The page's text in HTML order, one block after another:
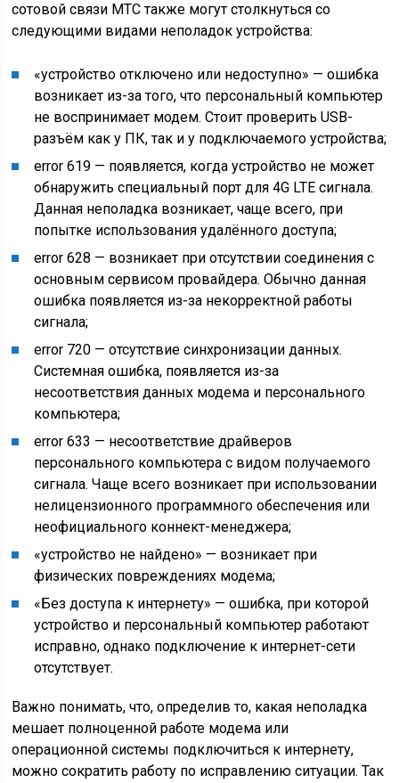
сотовой связи МТС также могут столкнуться со
следующими видами неполадок устройства:
«устройство отключено или недоступно» — ошибка
возникает из-за того, что персональный компьютер
не воспринимает модем. Стоит проверить USB-
разъём как у ПК, так и у подключаемого устройства;
error 619 — появляется, когда устройство не может
обнаружить специальный порт для 4G LTE сигнала.
Данная неполадка возникает, чаще всего, при
попытке использования удалённого доступа;
error 628 — возникает при отсутствии соединения с
основным сервисом провайдера. Обычно данная
ошибка появляется из-за некорректной работы
сигнала;
error 720 — отсутствие синхронизации данных.
Системная ошибка, появляется из-за
несоответствия данных модема и персонального
компьютера;
error 633 — несоответствие драйверов
персонального компьютера с видом получаемого
сигнала. Чаще всего возникает при использовании
нелицензионного программного обеспечения или
неофициального коннект-менеджера;
«устройство не найдено» — возникает при
физических повреждениях модема;
«Без доступа к интернету» — ошибка, при которой
устройство и персональный компьютер работают
исправно, однако подключение к интернет-сети
отсутствует.
Важно понимать, что, определив то, какая неполадка
мешает полноценной работе модема или
операционной системы подключиться к интернету,
можно сократить работу по исправлению ситуации. Так